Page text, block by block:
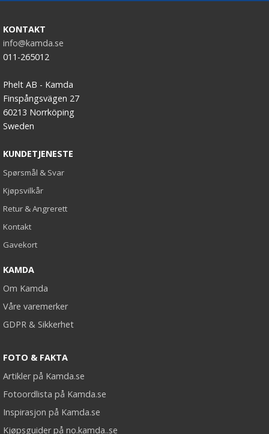
KONTAKT
info@kamda.se
011-265012
Phelt AB - Kamda
Finspångsvägen 27
60213 Norrköping
Sweden
KUNDETJENESTE
Spørsmål & Svar
Kjøpsvilkår
Retur & Angrerett
Kontakt
Gavekort
KAMDA
Om Kamda
Våre varemerker
GDPR & Sikkerhet
FOTO & FAKTA
Artikler på Kamda.se
Fotoordlista på Kamda.se
Inspirasjon på Kamda.se
Kjøpsguider på no.kamda..se